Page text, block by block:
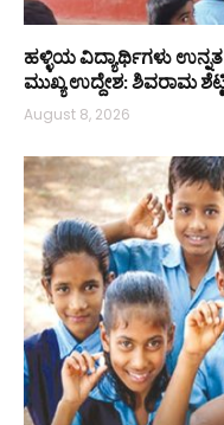
ಹಳ್ಳಿಯ ವಿದ್ಯಾರ್ಥಿಗಳು ಉನ್ನತ
ಮುಖ್ಯ ಉದ್ದೇಶ: ಶಿವರಾಮ
August 8, 2026